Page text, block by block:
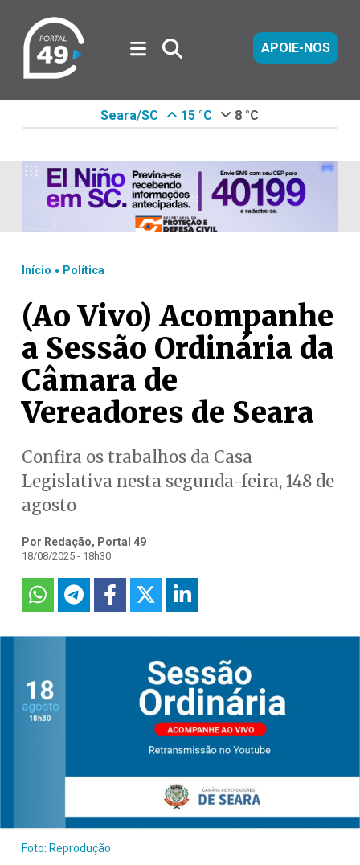
APOIE-NOS
Seara/SC 15 °C 8 °C
Início . Política
(Ao Vivo) Acompanhe
a Sessão Ordinária da
Câmara de
Vereadores de Seara
Confira os trabalhos da Casa
Legislativa nesta segunda-feira, 148 de
agosto
Por Redação, Portal 49
18/08/2025 - 18h30
Foto: Reprodução